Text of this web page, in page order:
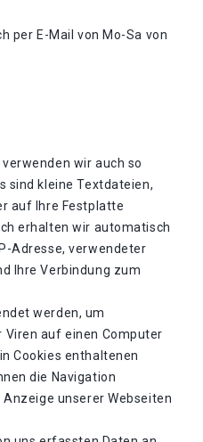
per E-Mail von Mo-Sa von
wir auch so
sind kleine Textdateien,
auf Ihre Festplatte
erhalten wir automatisch
Adresse, verwendeter
Ihre Verbindung zum
werden, um
auf einen Computer
Cookies enthaltenen
die Navigation
unserer Webseiten